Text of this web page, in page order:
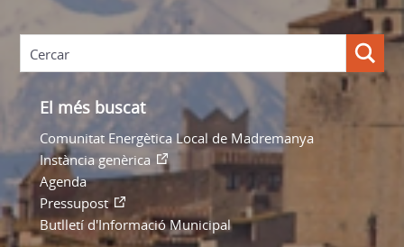
El més buscat
Comunitat Energètica Local de Madremanya
Instància genèrica
Agenda
Pressupost
Butlletí d'Informació Municipal